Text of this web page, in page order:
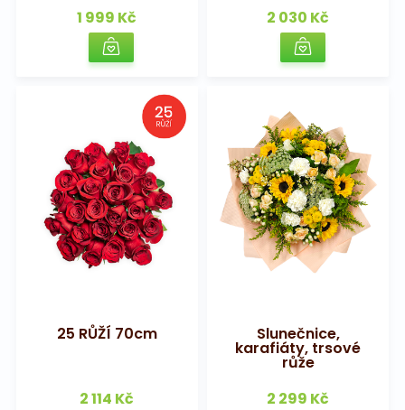
1 999 Kč 2 030 Kč
25 RŮŽÍ 70cm
2 114 Kč
Slunečnice,
karafiáty, trsové
růže
2 299 Kč